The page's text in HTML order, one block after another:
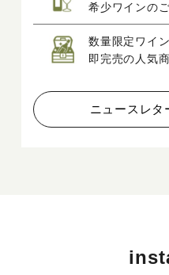
希少ワインの
数量限定ワイ
即完売の人気
ニュースレタ